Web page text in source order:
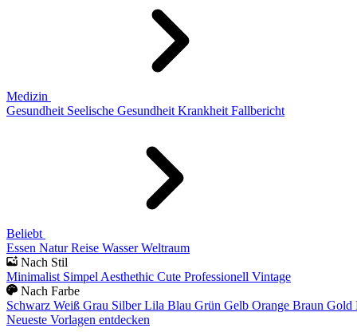
Medizin
Gesundheit Seelische Gesundheit Krankheit Fallbericht
Beliebt
Essen Natur Reise Wasser Weltraum
Nach Stil
Minimalist Simpel Aesthethic Cute Professionell Vintage
Nach Farbe
Schwarz Weiß Grau Silber Lila Blau Grün Gelb Orange Braun Gold
Neueste Vorlagen entdecken